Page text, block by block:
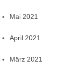
Mai 2021
April 2021
März 2021